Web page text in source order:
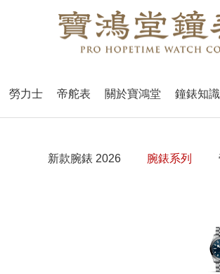
勞力士 帝舵表 關於寶鴻堂 鐘錶知識
新款腕錶 2026 腕錶系列